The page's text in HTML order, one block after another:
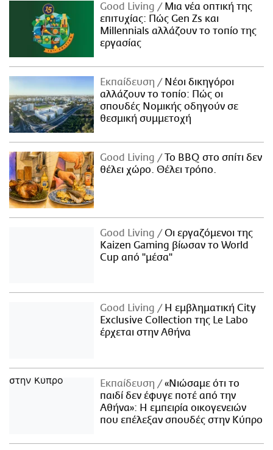
Good Living
Μια νέα οπτική της
επιτυχίας: Πώς Gen Zs και
Millennials αλλάζουν το τοπίο της
εργασίας
Εκπαίδευση
Νέοι δικηγόροι
αλλάζουν το τοπίο: Πώς οι
σπουδές Νομικής οδηγούν σε
θεσμική συμμετοχή
Good Living
Το BBQ στο σπίτι δεν
θέλει χώρο. Θέλει τρόπο.
Good Living
Οι εργαζόμενοι της
Kaizen Gaming βίωσαν το World
Cup από "μέσα"
Good Living
Η εμβληματική City
Exclusive Collection της Le Labo
έρχεται στην Αθήνα
Εκπαίδευση
«Νιώσαμε ότι το
παιδί δεν έφυγε ποτέ από την
Αθήνα»: Η εμπειρία οικογενειών
που επέλεξαν σπουδές στην Κύπρο